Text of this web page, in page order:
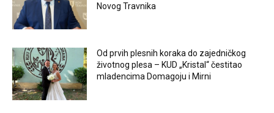
Novog Travnika
Od prvih plesnih koraka do zajedničkog
životnog plesa – KUD „Kristal“ čestitao
mladencima Domagoju i Mirni